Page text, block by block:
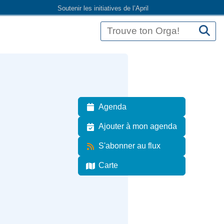
Soutenir les initiatives de l’April
Agenda
Ajouter à mon agenda
S'abonner au flux
Carte